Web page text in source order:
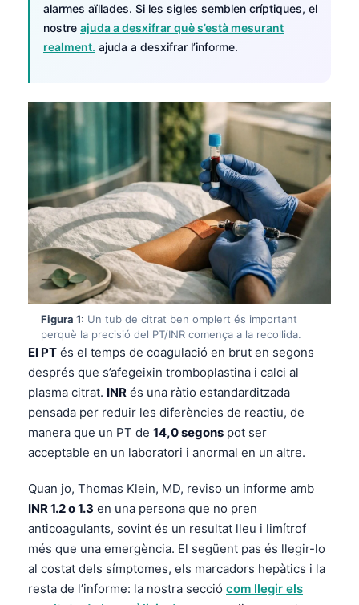
alarmes aïllades. Si les sigles semblen críptiques, el
nostre ajuda a desxifrar què s’està mesurant
realment. ajuda a desxifrar l’informe.
Figura 1: Un tub de citrat ben omplert és important
perquè la precisió del PT/INR comença a la recollida.
El PT és el temps de coagulació en brut en segons
després que s’afegeixin tromboplastina i calci al
plasma citrat. INR és una ràtio estandarditzada
pensada per reduir les diferències de reactiu, de
manera que un PT de 14,0 segons pot ser
acceptable en un laboratori i anormal en un altre.
Quan jo, Thomas Klein, MD, reviso un informe amb
INR 1.2 o 1.3 en una persona que no pren
anticoagulants, sovint és un resultat lleu i limítrof
més que una emergència. El següent pas és llegir-lo
al costat dels símptomes, els marcadors hepàtics i la
resta de l’informe: la nostra secció com llegir els